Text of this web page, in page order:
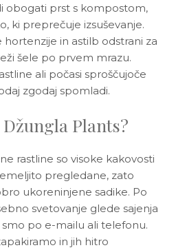
obogati prst s kompostom,
ki preprečuje izsuševanje.
in astilb odstrani za
šele po prvem mrazu.
ali počasi sproščujoče
zgodaj spomladi.
Plants?
rastline so visoke kakovosti
pregledane, zato
ukoreninjene sadike. Po
svetovanje glede sajenja
smo po e-mailu ali telefonu.
in jih hitro